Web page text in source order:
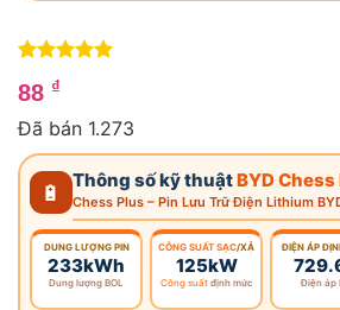
trên 5
dựa trên
88 ₫
Đã bán 1.273
🔋
Thông số kỹ thuậtBYD
Chess Plus – Pin Lưu Trữ Điện Lithium
DUNG LƯỢNG PIN
233kWh
Dung lượng BOL
CÔNG SUẤT SẠC/XẢ
125kW
Công suấtđịnh mức
ĐIỆN ÁP
Điện áp